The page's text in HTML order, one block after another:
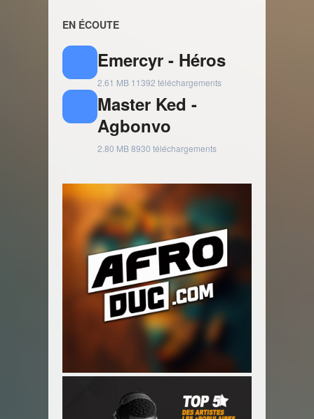
EN ÉCOUTE
Emercyr - Héros
2.61 MB 11392 téléchargements
Master Ked -
Agbonvo
2.80 MB8930 téléchargements